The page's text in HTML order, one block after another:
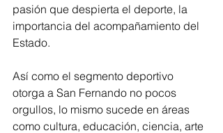
pasión que despierta el deporte, la
importancia del acompañamiento del
Estado.
Así como el segmento deportivo
otorga a San Fernando no pocos
orgullos, lo mismo sucede en áreas
como cultura, educación, ciencia, arte